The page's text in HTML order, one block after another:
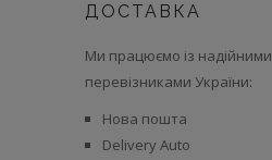
ДОСТАВКА
Ми працюємо із надійними
перевізниками України:
Нова пошта
Delivery Auto